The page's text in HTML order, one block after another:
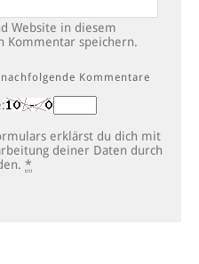
Website in diesem
Kommentar speichern.
Kommentare
erklärst du dich mit
deiner Daten durch
*